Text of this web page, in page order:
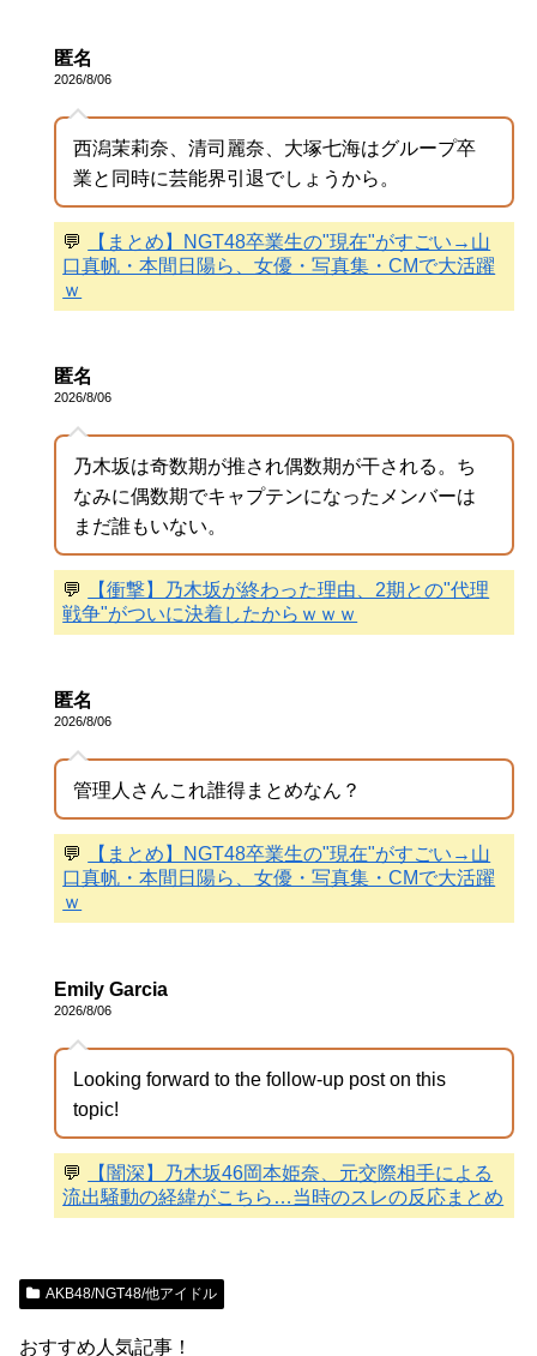
匿名
2026/8/06
西潟茉莉奈、清司麗奈、大塚七海はグループ卒
業と同時に芸能界引退でしょうから。
💬
【まとめ】NGT48卒業生の"現在"がすごい→山
口真帆・本間日陽ら、女優・写真集・CMで大活躍
ｗ
匿名
2026/8/06
乃木坂は奇数期が推され偶数期が干される。ち
なみに偶数期でキャプテンになったメンバーは
まだ誰もいない。
💬
【衝撃】乃木坂が終わった理由、2期との"代理
戦争"がついに決着したからｗｗｗ
匿名
2026/8/06
管理人さんこれ誰得まとめなん？
💬
【まとめ】NGT48卒業生の"現在"がすごい→山
口真帆・本間日陽ら、女優・写真集・CMで大活躍
ｗ
Emily Garcia
2026/8/06
Looking forward to the follow-up post on this
topic!
💬
【闇深】乃木坂46岡本姫奈、元交際相手による
流出騒動の経緯がこちら…当時のスレの反応まとめ
AKB48/NGT48/他アイドル
おすすめ人気記事！